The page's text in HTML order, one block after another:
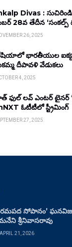
Divas :
28వ తేదీన ‘సంకల్ప్
26, 2025
భారతీయుల
దీపావళి వేడుకలు
4, 2025
ఫుల్ లవ్ ఎంటర్ టైనర్
ఓటీటీలో స్ట్రీమింగ్
27, 2025
సోపానం’
శ్రీనివాసరావు
APRIL 21, 2026